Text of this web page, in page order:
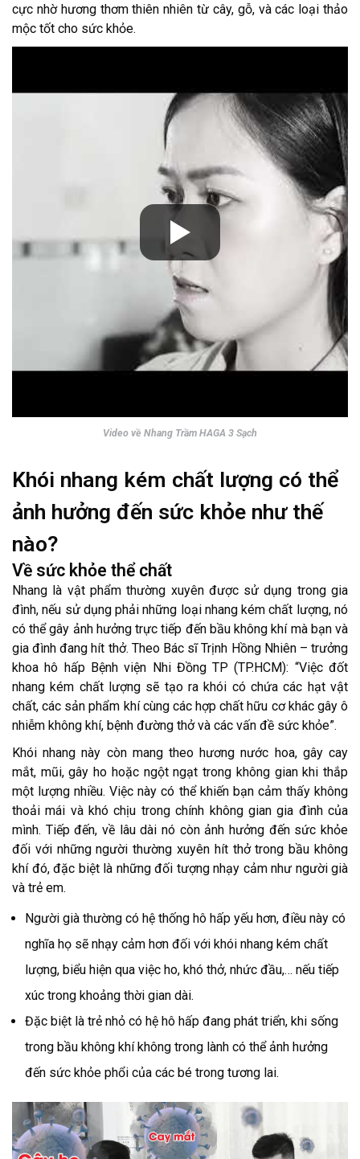
cực nhờ hương thơm thiên nhiên từ cây, gỗ, và các loại thảo
mộc tốt cho sức khỏe.
Video về Nhang Trầm HAGA 3 Sạch
Khói nhang kém chất lượng có thể
ảnh hưởng đến sức khỏe như thế
nào?
Về sức khỏe thể chất
Nhang là vật phẩm thường xuyên được sử dụng trong gia
đình, nếu sử dụng phải những loại nhang kém chất lượng, nó
có thể gây ảnh hưởng trực tiếp đến bầu không khí mà bạn và
gia đình đang hít thở. Theo Bác sĩ Trịnh Hồng Nhiên – trưởng
khoa hô hấp Bệnh viện Nhi Đồng TP (TP.HCM): “Việc đốt
nhang kém chất lượng sẽ tạo ra khói có chứa các hạt vật
chất, các sản phẩm khí cùng các hợp chất hữu cơ khác gây ô
nhiễm không khí, bệnh đường thở và các vấn đề sức khỏe”.
Khói nhang này còn mang theo hương nước hoa, gây cay
mắt, mũi, gây ho hoặc ngột ngạt trong không gian khi thắp
một lượng nhiều. Việc này có thể khiến bạn cảm thấy không
thoải mái và khó chịu trong chính không gian gia đình của
mình. Tiếp đến, về lâu dài nó còn ảnh hưởng đến sức khỏe
đối với những người thường xuyên hít thở trong bầu không
khí đó, đặc biệt là những đối tượng nhạy cảm như người già
và trẻ em.
Người già thường có hệ thống hô hấp yếu hơn, điều này có
nghĩa họ sẽ nhạy cảm hơn đối với khói nhang kém chất
lượng, biểu hiện qua việc ho, khó thở, nhức đầu,… nếu tiếp
xúc trong khoảng thời gian dài.
Đặc biệt là trẻ nhỏ có hệ hô hấp đang phát triển, khi sống
trong bầu không khí không trong lành có thể ảnh hưởng
đến sức khỏe phổi của các bé trong tương lai.